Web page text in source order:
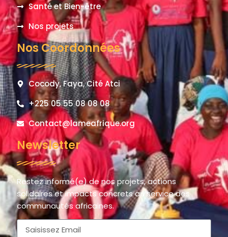
Santé et Bien-être
Nos projets
Nos Coordonnées
Cocody, Faya, Cité Atci
+225 05 55 08 08 08
Contact@lameafrique.org
Newsletter
Restez informé(e) de nos projets, actions
solidaires et impacts concrets au service des
communautés africaines.